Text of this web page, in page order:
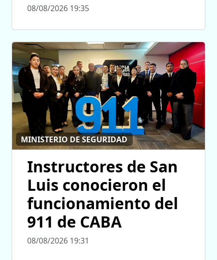
08/08/2026 19:35
MINISTERIO DE SEGURIDAD
Instructores de San
Luis conocieron el
funcionamiento del
911 de CABA
08/08/2026 19:31